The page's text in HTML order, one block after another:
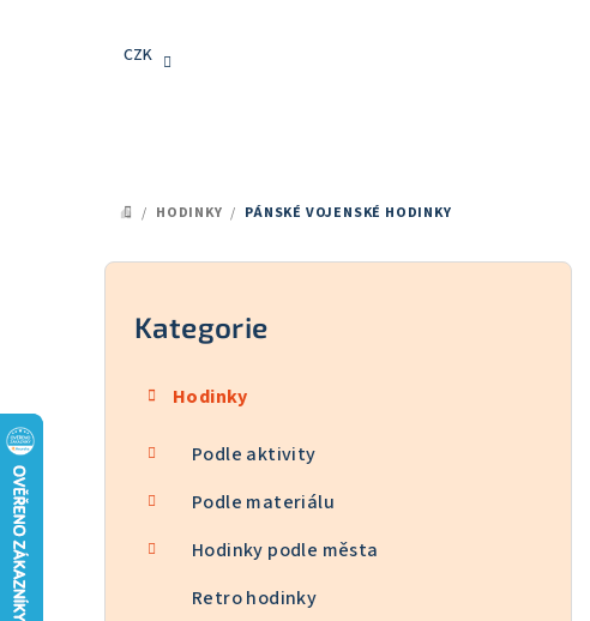
CZK
DOMŮ
/ HODINKY / PÁNSKÉ VOJENSKÉ HODINKY
P
Přeskočit
kategorie
Kategorie
Hodinky
Podle aktivity
Podle materiálu
Hodinky podle města
Retro hodinky